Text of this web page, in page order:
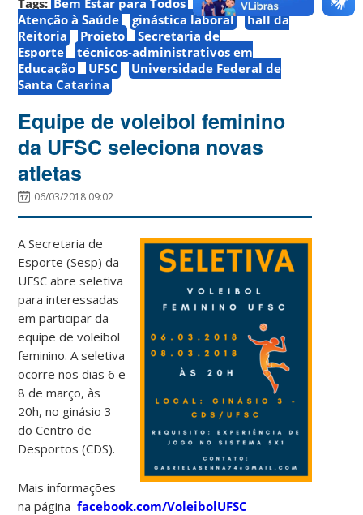
Atenção à Saúde
ginástica laboral
hall da
Reitoria
Projeto
Secretaria de
Esporte
técnicos-administrativos em
Educação
UFSC
Universidade Federal de
Santa Catarina
Equipe de voleibol feminino
da UFSC seleciona novas
atletas
06/03/2018 09:02
A Secretaria de
Esporte (Sesp) da
UFSC abre seletiva
para interessadas
em participar da
equipe de voleibol
feminino. A seletiva
ocorre nos dias 6 e
8 de março, às
20h, no ginásio 3
do Centro de
Desportos (CDS).
Mais informações
na páginafacebook.com/VoleibolUFSC